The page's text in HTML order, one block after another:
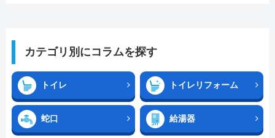
カテゴリ別にコラムを探す
トイレ トイレリフォーム
蛇口 給湯器